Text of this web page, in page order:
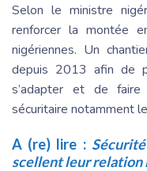
Selon le ministre
renforcer la montée
nigériennes. Un
depuis 2013 afin de
s’adapter et de
sécuritaire notamment
A (re) lire :
scellent leur relation